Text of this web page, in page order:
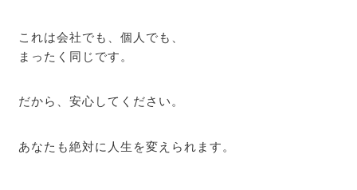
これは会社でも、個人でも、
まったく同じです。
だから、安心してください。
あなたも絶対に人生を変えられます。